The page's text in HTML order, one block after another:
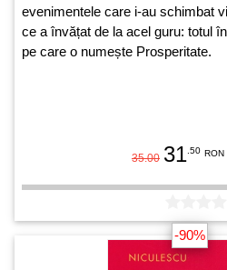
evenimentele care i-au schimbat
ce a învățat de la acel guru: totul
pe care o numește Prosperitate.
35.00 31 .50 RON
-90%